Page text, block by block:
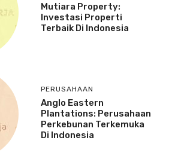
Mutiara Property:
Investasi Properti
Terbaik Di Indonesia
PERUSAHAAN
Anglo Eastern
Plantations: Perusahaan
Perkebunan Terkemuka
Di Indonesia